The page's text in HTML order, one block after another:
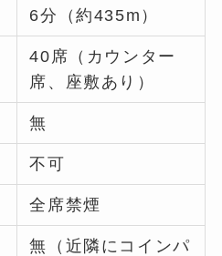
6分（約435m）
40席（カウンター
席、座敷あり）
無
不可
全席禁煙
無（近隣にコインパ